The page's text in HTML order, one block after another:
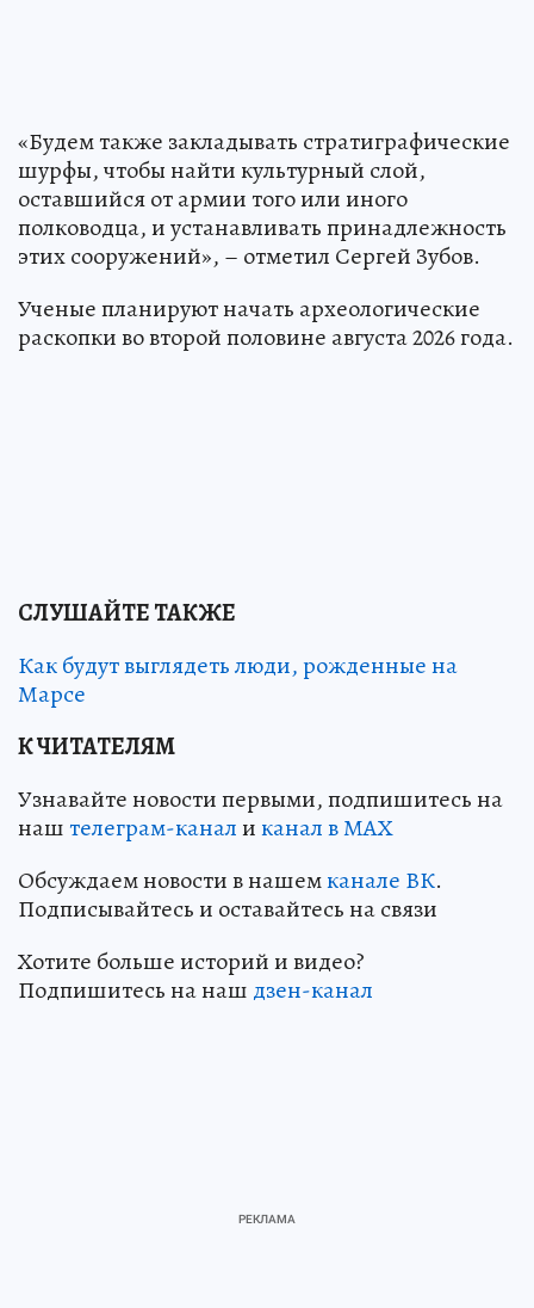
«Будем также закладывать стратиграфические
шурфы, чтобы найти культурный слой,
оставшийся от армии того или иного
полководца, и устанавливать принадлежность
этих сооружений», – отметил Сергей Зубов.
Ученые планируют начать археологические
раскопки во второй половине августа 2026 года.
СЛУШАЙТЕ ТАКЖЕ
Как будут выглядеть люди, рожденные на
Марсе
К ЧИТАТЕЛЯМ
Узнавайте новости первыми, подпишитесь на
наштелеграм-каналиканал в МАХ
Обсуждаем новости в нашемканале ВК.
Подписывайтесь и оставайтесь на связи
Хотите больше историй и видео?
Подпишитесь на наш дзен-канал